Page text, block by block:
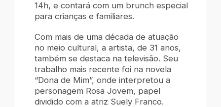
14h, e contará com um brunch especial
para crianças e familiares.
Com mais de uma década de atuação
no meio cultural, a artista, de 31 anos,
também se destaca na televisão. Seu
trabalho mais recente foi na novela
“Dona de Mim”, onde interpretou a
personagem Rosa Jovem, papel
dividido com a atriz Suely Franco.